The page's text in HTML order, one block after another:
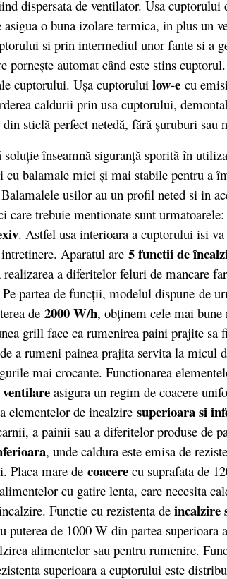
dispersata de ventilator. Usa cuptorului
asigua o buna izolare termica, in plus un
si prin intermediul unor fante si a
porneşte automat când este stins
cuptorului. Uşa cuptorului low-e cu
caldurii prin usa cuptorului,
sticlă perfect netedă, fără şuruburi sau
înseamnă siguranţă sporită în
cu balamale mici şi mai stabile pentru a
usilor au un profil neted si in
care trebuie mentionate sunt
. Astfel usa interioara a cuptorului isi
Aparatul are 5 functii de
a diferitelor feluri de mancare
partea de funcții, modelul dispune de
de 2000 W/h, obţinem cele mai
grill face ca rumenirea paini prajite sa
a rumeni painea prajita servita la micul
mai crocante. Functionarea
asigura un regim de coacere
elementelor de incalzire superioara si
a painii sau a diferitelor produse de
, unde caldura este emisa de
Placa mare de coacere cu suprafata de
cu gatire lenta, care necesita
Functie cu rezistenta deincalzire
puterea de 1000 W din partea
alimentelor sau pentru rumenire.
superioara a cuptorului este